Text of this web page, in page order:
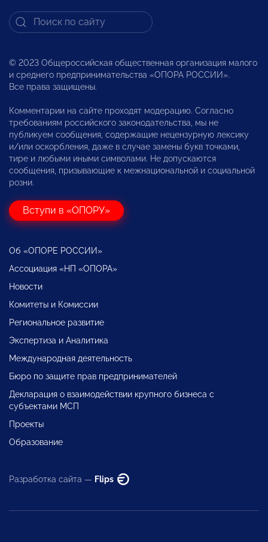
© 2023 Общероссийская общественная организация малого
и среднего предпринимательства «ОПОРА РОССИИ».
Все права защищены.
Комментарии на сайте проходят модерацию. Согласно
требованиям российского законодательства, мы не
публикуем сообщения, содержащие нецензурную лексику
и/или оскорбления, даже в случае замены букв точками,
тире и любыми иными символами. Не допускаются
сообщения, призывающие к межнациональной и социальной
розни.
Вступи в «ОПОРУ»
Об «ОПОРЕ РОССИИ»
Ассоциация «НП «ОПОРА»
Новости
Комитеты и Комиссии
Региональное развитие
Экспертиза и Аналитика
Международная деятельность
Бюро по защите прав предпринимателей
Декларация о взаимодействии крупного бизнеса с
субъектами МСП
Проекты
Образование
Разработка сайта — Flips